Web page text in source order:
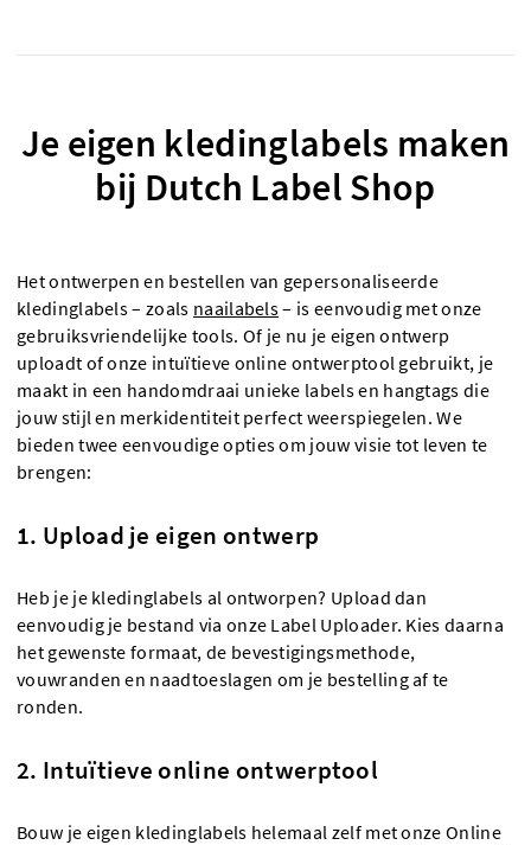
Je eigen kledinglabels maken
bij Dutch Label Shop
Het ontwerpen en bestellen van gepersonaliseerde
kledinglabels – zoals naailabels– is eenvoudig met onze
gebruiksvriendelijke tools. Of je nu je eigen ontwerp
uploadt of onze intuïtieve online ontwerptool gebruikt, je
maakt in een handomdraai unieke labels en hangtags die
jouw stijl en merkidentiteit perfect weerspiegelen. We
bieden twee eenvoudige opties om jouw visie tot leven te
brengen:
1. Upload je eigen ontwerp
Heb je je kledinglabels al ontworpen? Upload dan
eenvoudig je bestand via onze Label Uploader. Kies daarna
het gewenste formaat, de bevestigingsmethode,
vouwranden en naadtoeslagen om je bestelling af te
ronden.
2. Intuïtieve online ontwerptool
Bouw je eigen kledinglabels helemaal zelf met onze Online